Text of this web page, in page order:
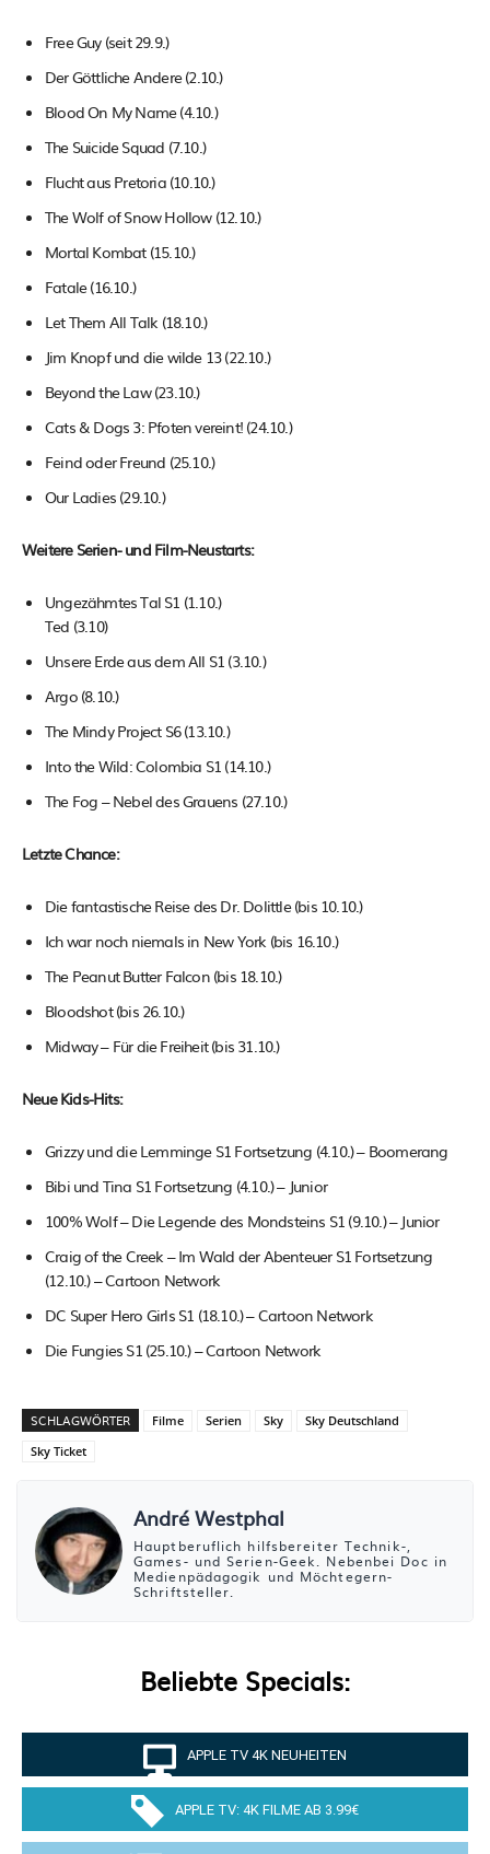
Free Guy (seit 29.9.)
Der Göttliche Andere (2.10.)
Blood On My Name (4.10.)
The Suicide Squad (7.10.)
Flucht aus Pretoria (10.10.)
The Wolf of Snow Hollow (12.10.)
Mortal Kombat (15.10.)
Fatale (16.10.)
Let Them All Talk (18.10.)
Jim Knopf und die wilde 13 (22.10.)
Beyond the Law (23.10.)
Cats & Dogs 3: Pfoten vereint! (24.10.)
Feind oder Freund (25.10.)
Our Ladies (29.10.)
Weitere Serien- und Film-Neustarts:
Ungezähmtes Tal S1 (1.10.)
Ted (3.10)
Unsere Erde aus dem All S1 (3.10.)
Argo (8.10.)
The Mindy Project S6 (13.10.)
Into the Wild: Colombia S1 (14.10.)
The Fog – Nebel des Grauens (27.10.)
Letzte Chance:
Die fantastische Reise des Dr. Dolittle (bis 10.10.)
Ich war noch niemals in New York (bis 16.10.)
The Peanut Butter Falcon (bis 18.10.)
Bloodshot (bis 26.10.)
Midway – Für die Freiheit (bis 31.10.)
Neue Kids-Hits:
Grizzy und die Lemminge S1 Fortsetzung (4.10.) – Boomerang
Bibi und Tina S1 Fortsetzung (4.10.) – Junior
100% Wolf – Die Legende des Mondsteins S1 (9.10.) – Junior
Craig of the Creek – Im Wald der Abenteuer S1 Fortsetzung
(12.10.) – Cartoon Network
DC Super Hero Girls S1 (18.10.) – Cartoon Network
Die Fungies S1 (25.10.) – Cartoon Network
SCHLAGWÖRTER Filme Serien Sky
Sky Deutschland
Sky Ticket
André Westphal
Hauptberuflich hilfsbereiter Technik-,
Games- und Serien-Geek. Nebenbei Doc in
Medienpädagogik und Möchtegern-
Schriftsteller.
Beliebte Specials:
APPLE TV 4K NEUHEITEN
APPLE TV: 4K FILME AB 3.99€